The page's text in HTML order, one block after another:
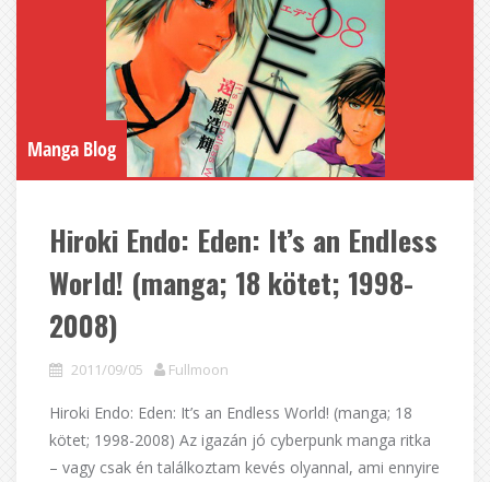
Manga Blog
Hiroki Endo: Eden: It’s an Endless
World! (manga; 18 kötet; 1998-
2008)
2011/09/05 Fullmoon
Hiroki Endo: Eden: It’s an Endless World! (manga; 18
kötet; 1998-2008) Az igazán jó cyberpunk manga ritka
– vagy csak én találkoztam kevés olyannal, ami ennyire